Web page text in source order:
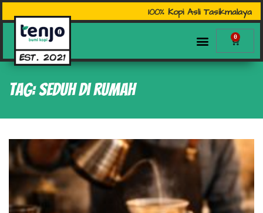
100% Kopi Asli Tasikmalaya
0
Tag: seduh di rumah